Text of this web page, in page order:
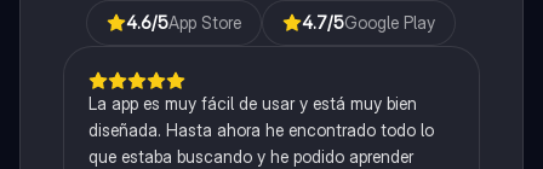
4.6/5App Store 4.7/5Google Play
La app es muy fácil de usar y está muy bien
diseñada. Hasta ahora he encontrado todo lo
que estaba buscando y he podido aprender